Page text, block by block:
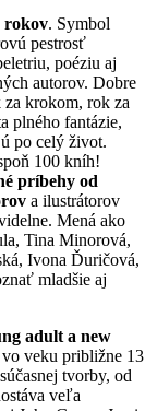
rokov. Symbol
pestrosť
poéziu aj
autorov. Dobre
za krokom, rok za
plného fantázie,
po celý život.
100 kníh!
príbehy od
a ilustrátorov
Mená ako
Tina Minorová,
Ivona Ďuričová,
mladšie aj
adult a new
vo veku približne 13
tvorby, od
veľa